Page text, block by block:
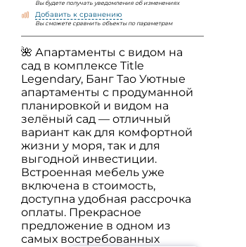
Вы будете получать уведомления об изменениях
Добавить к сравнению
Вы сможете сравнить объекты по параметрам
🌺 Апартаменты с видом на
сад в комплексе Title
Legendary, Банг Тао Уютные
апартаменты с продуманной
планировкой и видом на
зелёный сад — отличный
вариант как для комфортной
жизни у моря, так и для
выгодной инвестиции.
Встроенная мебель уже
включена в стоимость,
доступна удобная рассрочка
оплаты. Прекрасное
предложение в одном из
самых востребованных